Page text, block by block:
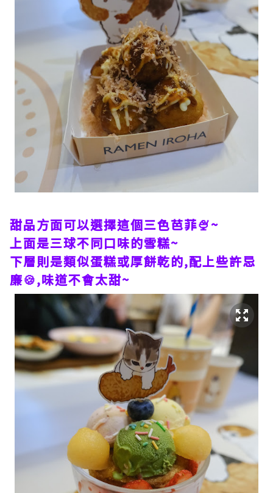
甜品方面可以選擇這個三色芭菲🍨~
上面是三球不同口味的雪糕~
下層則是類似蛋糕或厚餅乾的,配上些許忌
廉🍪,味道不會太甜~